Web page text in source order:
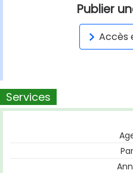
Publier
Accès
Services